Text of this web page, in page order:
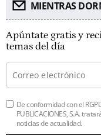
MIENTRAS
Apúntate gratis y
temas del día
De conformidad con el
PUBLICACIONES, S.A.
noticias de actualidad.